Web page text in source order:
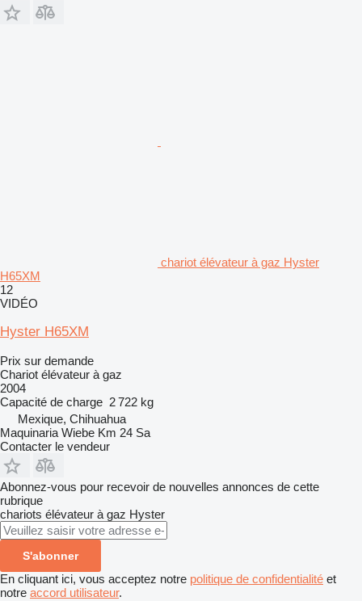
chariot élévateur à gaz Hyster
H65XM
12
VIDÉO
Hyster H65XM
Prix sur demande
Chariot élévateur à gaz
2004
Capacité de charge 2 722 kg
Mexique, Chihuahua
Maquinaria Wiebe Km 24 Sa
Contacter le vendeur
Abonnez-vous pour recevoir de nouvelles annonces de cette
rubrique
chariots élévateur à gaz Hyster
S'abonner
En cliquant ici, vous acceptez notre politique de confidentialité et
notre accord utilisateur.